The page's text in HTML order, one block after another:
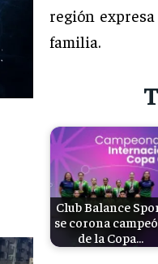
región
familia.
Club Balance
se corona
de la Copa…